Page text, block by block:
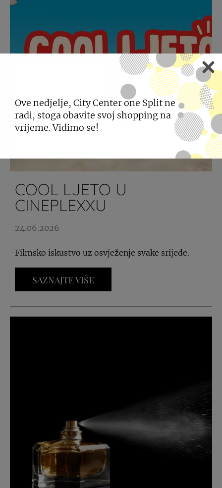
COOL LJETO U
CINEPLEXXU
24.06.2026
Filmsko iskustvo uz osvježenje svake srijede.
SAZNAJTE VIŠE
Ove nedjelje, City Center one Split ne
radi, stoga obavite svoj shopping na
vrijeme. Vidimo se!